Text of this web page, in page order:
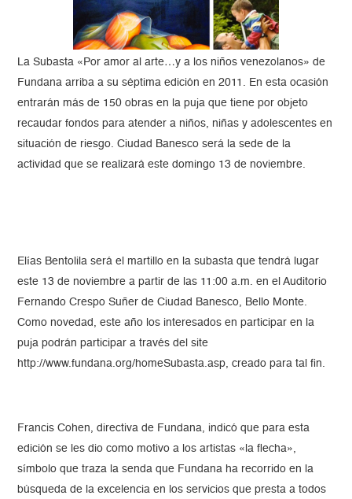
La Subasta «Por amor al arte…y a los niños venezolanos» de
Fundana arriba a su séptima edición en 2011. En esta ocasión
entrarán más de 150 obras en la puja que tiene por objeto
recaudar fondos para atender a niños, niñas y adolescentes en
situación de riesgo. Ciudad Banesco será la sede de la
actividad que se realizará este domingo 13 de noviembre.
Elías Bentolila será el martillo en la subasta que tendrá lugar
este 13 de noviembre a partir de las 11:00 a.m. en el Auditorio
Fernando Crespo Suñer de Ciudad Banesco, Bello Monte.
Como novedad, este año los interesados en participar en la
puja podrán participar a través del site
http://www.fundana.org/homeSubasta.asp, creado para tal fin.
Francis Cohen, directiva de Fundana, indicó que para esta
edición se les dio como motivo a los artistas «la flecha»,
símbolo que traza la senda que Fundana ha recorrido en la
búsqueda de la excelencia en los servicios que presta a todos